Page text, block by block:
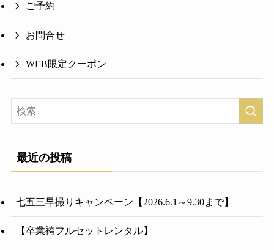
ご予約
お問合せ
WEB限定クーポン
最近の投稿
七五三早撮りキャンペーン【2026.6.1～9.30まで】
【卒業袴フルセットレンタル】